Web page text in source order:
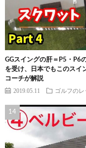
GGスイングの肝＝P5・P6
を受け、日本でもこのスイ
コーチが解説
2019.05.11 ゴルフの